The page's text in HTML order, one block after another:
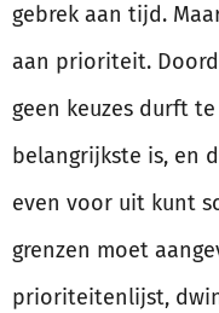
gebrek aan tijd.
aan prioriteit.
geen keuzes durft
belangrijkste is, en
even voor uit kunt
grenzen moet
prioriteitenlijst,